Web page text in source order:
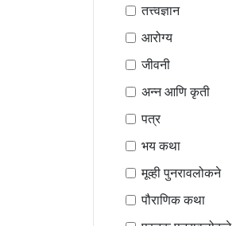
तत्त्वज्ञान
आरोग्य
जीवनी
अन्न आणि कृती
पत्र
भय कथा
मूव्ही पुनरावलोकने
पौराणिक कथा